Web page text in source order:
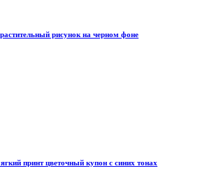
рисунок на черном фоне
принт цветочный купон с синих тонах